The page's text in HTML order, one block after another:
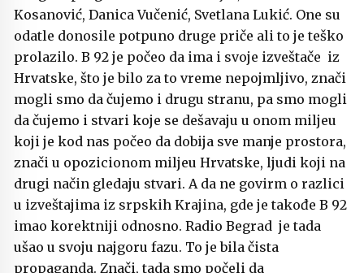
Kosanović, Danica Vučenić, Svetlana Lukić. One su
odatle donosile potpuno druge priče ali to je teško
prolazilo. B 92 je počeo da ima i svoje izveštače iz
Hrvatske, što je bilo za to vreme nepojmljivo, znači
mogli smo da čujemo i drugu stranu, pa smo mogli
da čujemo i stvari koje se dešavaju u onom miljeu
koji je kod nas počeo da dobija sve manje prostora,
znači u opozicionom miljeu Hrvatske, ljudi koji na
drugi način gledaju stvari. A da ne govirm o razlici
u izveštajima iz srpskih Krajina, gde je takođe B 92
imao korektniji odnosno. Radio Begrad je tada
ušao u svoju najgoru fazu. To je bila čista
propaganda. Znači, tada smo počeli da